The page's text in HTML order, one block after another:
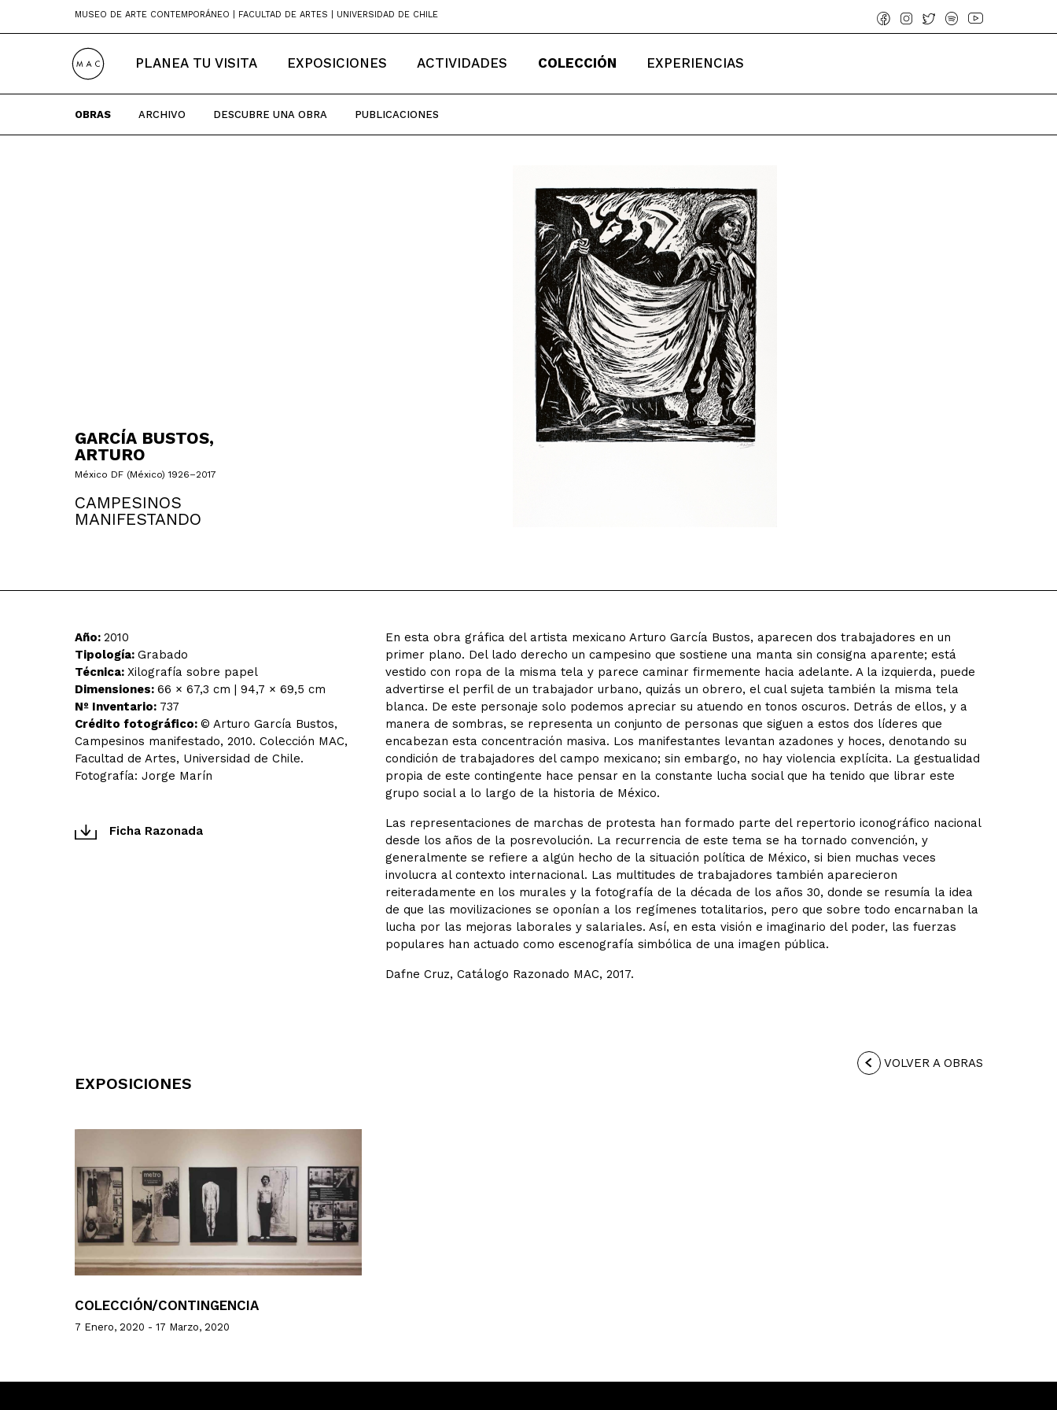
MUSEO DE ARTE CONTEMPORÁNEO | FACULTAD DE ARTES | UNIVERSIDAD DE CHILE
PLANEA TU VISITA EXPOSICIONES ACTIVIDADES COLECCIÓN EXPERIENCIAS
OBRAS ARCHIVO DESCUBRE UNA OBRA PUBLICACIONES
GARCÍA BUSTOS,
ARTURO
México DF (México) 1926–2017
CAMPESINOS
MANIFESTANDO
Año: 2010
Tipología: Grabado
Técnica: Xilografía sobre papel
Dimensiones: 66 × 67,3 cm | 94,7 × 69,5 cm
Nº Inventario: 737
Crédito fotográfico: © Arturo García Bustos,
Campesinos manifestado, 2010. Colección MAC,
Facultad de Artes, Universidad de Chile.
Fotografía: Jorge Marín
Ficha Razonada
En esta obra gráfica del artista mexicano Arturo García Bustos, aparecen dos trabajadores en un
primer plano. Del lado derecho un campesino que sostiene una manta sin consigna aparente; está
vestido con ropa de la misma tela y parece caminar firmemente hacia adelante. A la izquierda, puede
advertirse el perfil de un trabajador urbano, quizás un obrero, el cual sujeta también la misma tela
blanca. De este personaje solo podemos apreciar su atuendo en tonos oscuros. Detrás de ellos, y a
manera de sombras, se representa un conjunto de personas que siguen a estos dos líderes que
encabezan esta concentración masiva. Los manifestantes levantan azadones y hoces, denotando su
condición de trabajadores del campo mexicano; sin embargo, no hay violencia explícita. La gestualidad
propia de este contingente hace pensar en la constante lucha social que ha tenido que librar este
grupo social a lo largo de la historia de México.
Las representaciones de marchas de protesta han formado parte del repertorio iconográfico nacional
desde los años de la posrevolución. La recurrencia de este tema se ha tornado convención, y
generalmente se refiere a algún hecho de la situación política de México, si bien muchas veces
involucra al contexto internacional. Las multitudes de trabajadores también aparecieron
reiteradamente en los murales y la fotografía de la década de los años 30, donde se resumía la idea
de que las movilizaciones se oponían a los regímenes totalitarios, pero que sobre todo encarnaban la
lucha por las mejoras laborales y salariales. Así, en esta visión e imaginario del poder, las fuerzas
populares han actuado como escenografía simbólica de una imagen pública.
Dafne Cruz, Catálogo Razonado MAC, 2017.
VOLVER A OBRAS
EXPOSICIONES
COLECCIÓN/CONTINGENCIA
7 Enero, 2020 - 17 Marzo, 2020